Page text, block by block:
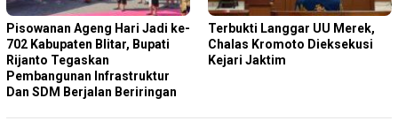
Pisowanan Ageng Hari Jadi ke-
702 Kabupaten Blitar, Bupati
Rijanto Tegaskan
Pembangunan Infrastruktur
Dan SDM Berjalan Beriringan
Terbukti Langgar UU Merek,
Chalas Kromoto Dieksekusi
Kejari Jaktim